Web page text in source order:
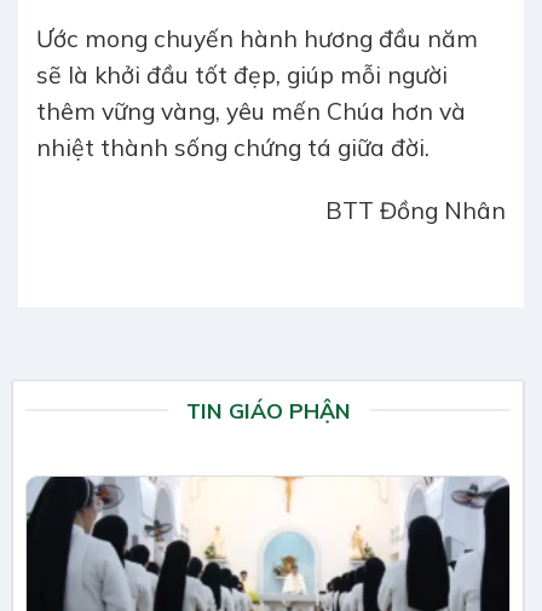
Ước mong chuyến hành hương đầu năm
sẽ là khởi đầu tốt đẹp, giúp mỗi người
thêm vững vàng, yêu mến Chúa hơn và
nhiệt thành sống chứng tá giữa đời.
BTT Đồng Nhân
TIN GIÁO PHẬN